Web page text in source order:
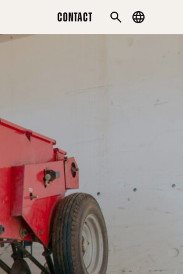
CONTACT
SEARCHCountry
menu